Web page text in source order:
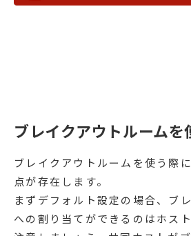
ブレイクアウトルームを
ブレイクアウトルームを使う際
点が存在します。
まずデフォルト設定の場合、ブ
への割り当てができるのはホス